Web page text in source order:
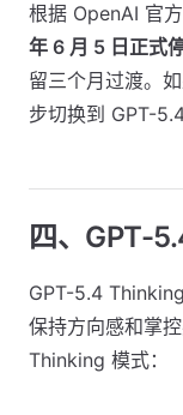
根据 OpenAI 官方
年 6 月 5 日正式
留三个月过渡。
步切换到 GPT-
四、GPT-
GPT-5.4
保持方向感和掌
Thinking 模式：